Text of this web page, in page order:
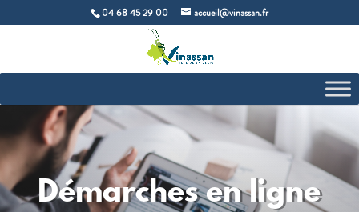
04 68 45 29 00 accueil@vinassan.fr
Démarches en ligne